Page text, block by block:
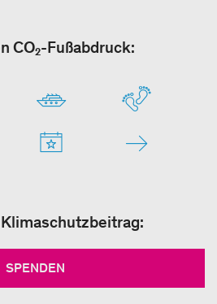
CO₂-Fußabdruck:
SPENDEN